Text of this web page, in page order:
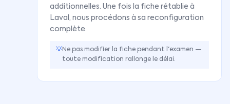
additionnelles. Une fois la fiche rétablie à
Laval, nous procédons à sa reconfiguration
complète.
💡Ne pas modifier la fiche pendant l'examen —
toute modification rallonge le délai.